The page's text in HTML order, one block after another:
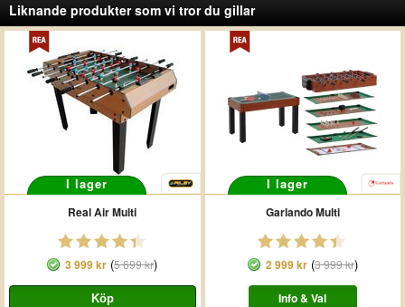
Liknande produkter som vi tror du gillar
I lager
Real Air Multi
3 999 kr (5 699 kr)
I lager
Garlando Multi
2 999 kr(3 999 kr)
Info & Val